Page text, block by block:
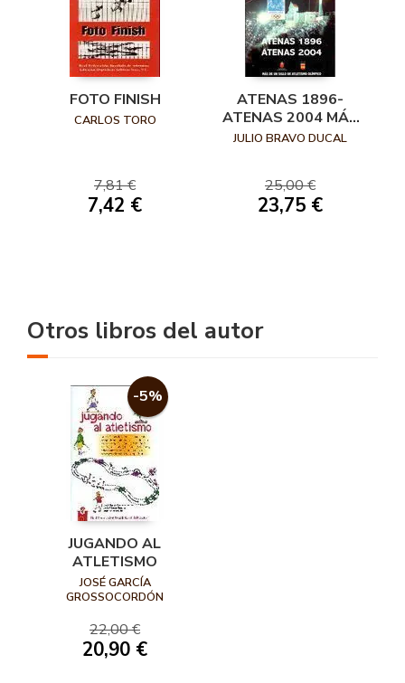
FOTO FINISH
CARLOS TORO
7,81 €
7,42 €
ATENAS 1896-
ATENAS 2004 MÁS
DE UN SIGLO DE
JULIO BRAVO DUCAL
25,00 €
23,75 €
Otros libros del autor
-5%
JUGANDO AL
ATLETISMO
JOSÉ GARCÍA
GROSSOCORDÓN
22,00 €
20,90 €